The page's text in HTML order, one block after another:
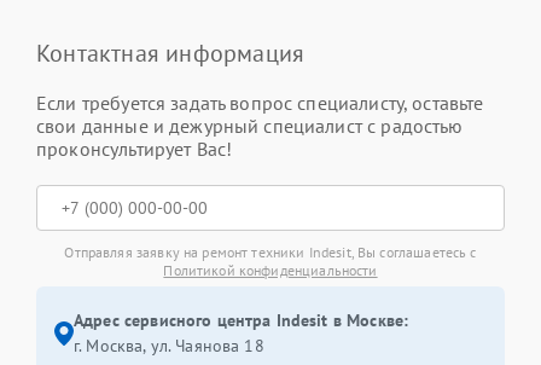
Контактная информация
Если требуется задать вопрос специалисту, оставьте
свои данные и дежурный специалист с радостью
проконсультирует Вас!
Отправляя заявку на ремонт техники Indesit, Вы соглашаетесь с
Политикой конфиденциальности
Адрес сервисного центра Indesit в Москве:
г. Москва, ул. Чаянова 18